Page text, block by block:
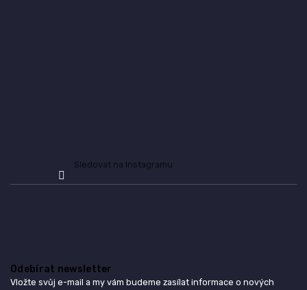
Sledovat na Instagramu
Odebírat newsletter
Vložte svůj e-mail a my vám budeme zasílat informace o nových